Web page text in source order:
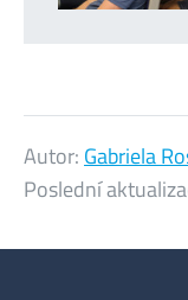
Autor: Gabriela
Poslední